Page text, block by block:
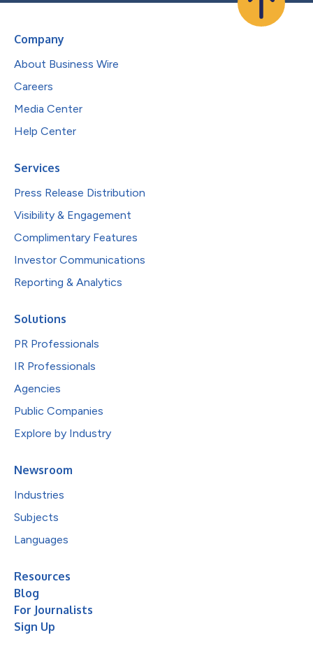
Company
About Business Wire
Careers
Media Center
Help Center
Services
Press Release Distribution
Visibility & Engagement
Complimentary Features
Investor Communications
Reporting & Analytics
Solutions
PR Professionals
IR Professionals
Agencies
Public Companies
Explore by Industry
Newsroom
Industries
Subjects
Languages
Resources
Blog
For Journalists
Sign Up